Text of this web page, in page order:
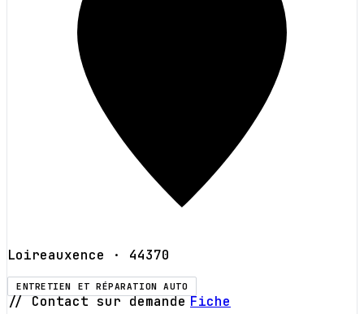
Loireauxence · 44370
ENTRETIEN ET RÉPARATION AUTO
// Contact sur demande Fiche